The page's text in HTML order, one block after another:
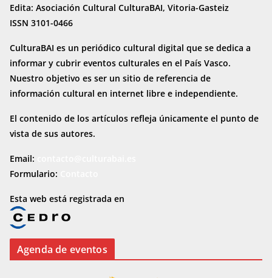
Edita: Asociación Cultural CulturaBAI, Vitoria-Gasteiz
ISSN 3101-0466
CulturaBAI es un periódico cultural digital que se dedica a
informar y cubrir eventos culturales en el País Vasco.
Nuestro objetivo es ser un sitio de referencia de
información cultural en internet libre e independiente.
El contenido de los artículos refleja únicamente el punto de
vista de sus autores.
Email:
Formulario:
Esta web está registrada en
Agenda de eventos